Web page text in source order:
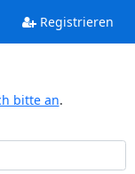
Registrieren
bitte an.